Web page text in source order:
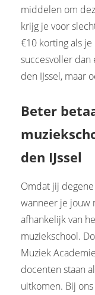
middelen om
krijg je voor
€10 korting als
succesvoller dan
den IJssel, maar
Beter
den IJssel
Omdat jij
wanneer je jouw
afhankelijk van
muziekschool.
Muziek
docenten staan
uitkomen. Bij